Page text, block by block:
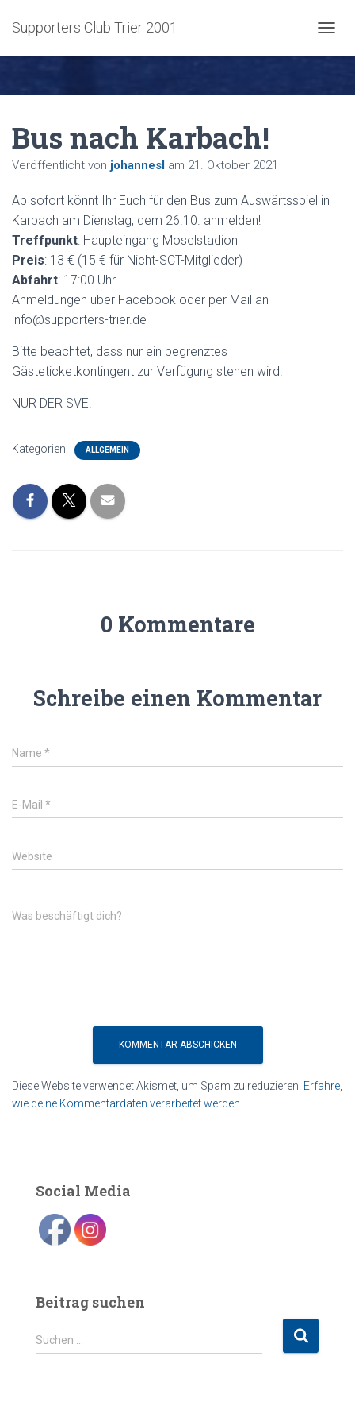
Supporters Club Trier 2001
Bus nach Karbach!
Veröffentlicht von johannesl am 21. Oktober 2021
Ab sofort könnt Ihr Euch für den Bus zum Auswärtsspiel in
Karbach am Dienstag, dem 26.10. anmelden!
Treffpunkt: Haupteingang Moselstadion
Preis: 13 € (15 € für Nicht-SCT-Mitglieder)
Abfahrt: 17:00 Uhr
Anmeldungen über Facebook oder per Mail an
info@supporters-trier.de
Bitte beachtet, dass nur ein begrenztes
Gästeticketkontingent zur Verfügung stehen wird!
NUR DER SVE!
Kategorien: ALLGEMEIN
0 Kommentare
Schreibe einen Kommentar
Name *
E-Mail *
Website
Was beschäftigt dich?
Diese Website verwendet Akismet, um Spam zu reduzieren. Erfahre,
wie deine Kommentardaten verarbeitet werden.
Social Media
Beitrag suchen
S
u
Suchen …